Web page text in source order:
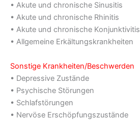
• Akute und chronische Sinusitis
• Akute und chronische Rhinitis
• Akute und chronische Konjunktivitis
• Allgemeine Erkältungskrankheiten
Sonstige Krankheiten/Beschwerden
• Depressive Zustände
• Psychische Störungen
• Schlafstörungen
• Nervöse Erschöpfungszustände